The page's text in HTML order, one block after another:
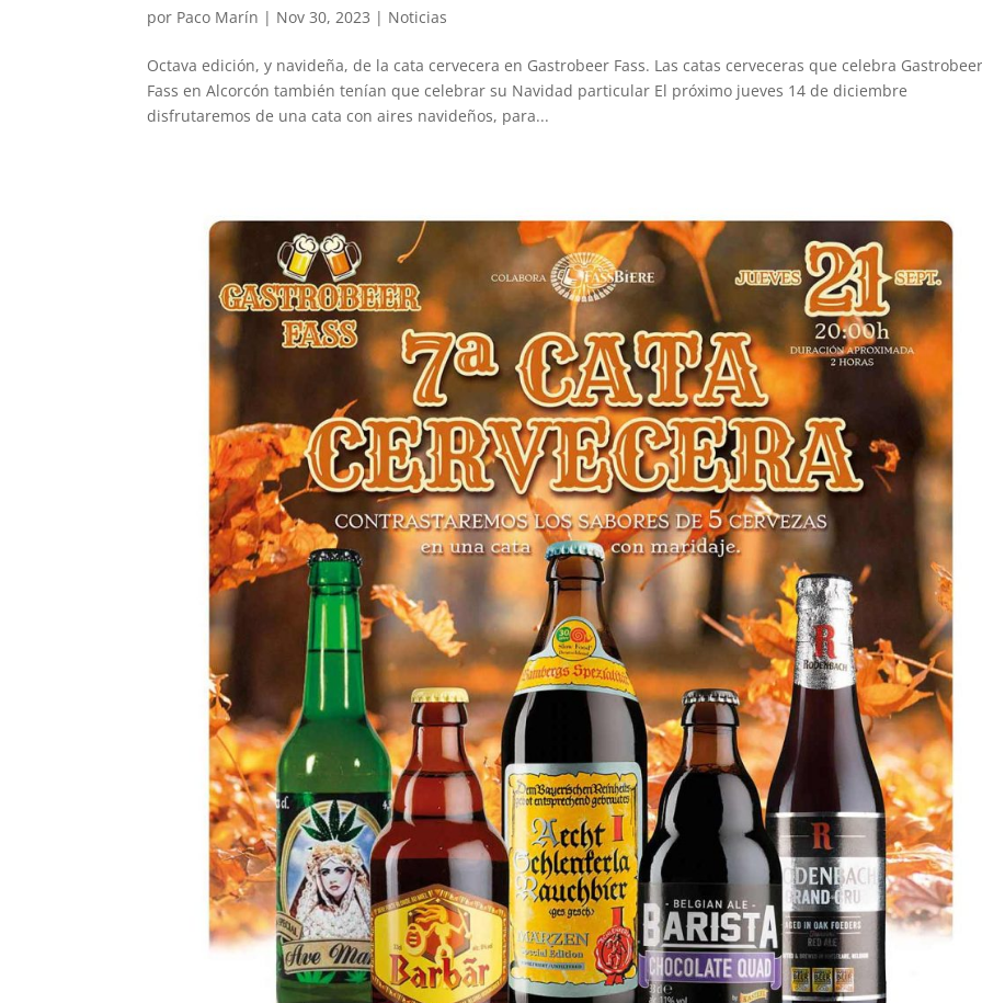
por Paco Marín | Nov 30, 2023 | Noticias
Octava edición, y navideña, de la cata cervecera en Gastrobeer Fass. Las catas cerveceras que celebra
Fass en Alcorcón también tenían que celebrar su Navidad particular El próximo jueves 14 de diciembre
disfrutaremos de una cata con aires navideños, para...